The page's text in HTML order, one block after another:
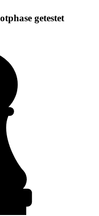
getestet